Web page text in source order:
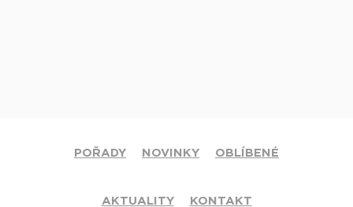
POŘADY NOVINKY OBLÍBENÉ
AKTUALITY KONTAKT